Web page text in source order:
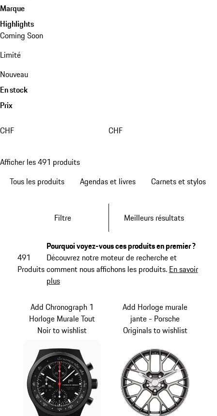
Marque
Highlights
Coming Soon
Limité
Nouveau
En stock
Prix
CHF CHF
Afficher les 491 produits
Tous les produits
Agendas et livres Carnets et stylos
Filtre Meilleurs résultats
491
Produits
Pourquoi voyez-vous ces produits en premier ?
Découvrez notre moteur de recherche et
comment nous affichons les produits. En savoir
plus
Add Chronograph 1
Horloge Murale Tout
Noir to wishlist
Add Horloge murale
jante - Porsche
Originals to wishlist